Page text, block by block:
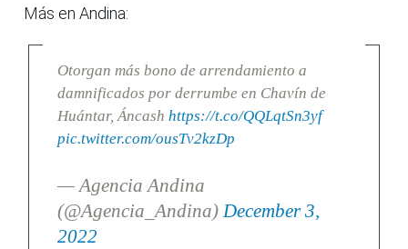
Más en Andina:
Otorgan más bono de arrendamiento a
damnificados por derrumbe en Chavín de
Huántar, Áncash https://t.co/QQLqtSn3yf
pic.twitter.com/ousTv2kzDp
— Agencia Andina
(@Agencia_Andina) December 3,
2022